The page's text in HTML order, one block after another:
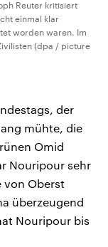
Reuter kritisiert
einmal klar
worden waren. Im
(dpa / picture
der
mühte, die
Omid
Nouripour sehr
von Oberst
überzeugend
Nouripour bis